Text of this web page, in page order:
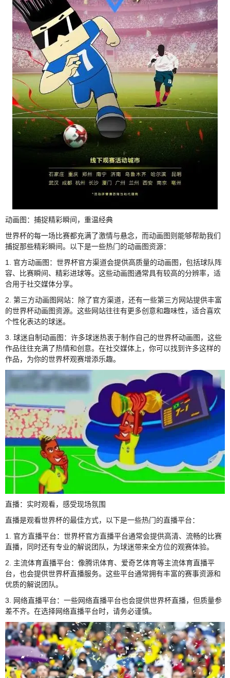
动画图：捕捉精彩瞬间，重温经典
世界杯的每一场比赛都充满了激情与悬念，而动画图则能够帮助我们
捕捉那些精彩瞬间。以下是一些热门的动画图资源：
1. 官方动画图：世界杯官方渠道会提供高质量的动画图，包括球队阵
容、比赛瞬间、精彩进球等。这些动画图通常具有较高的分辨率，适
合用于社交媒体分享。
2. 第三方动画图网站：除了官方渠道，还有一些第三方网站提供丰富
的世界杯动画图资源。这些网站往往有更多创意和趣味性，适合喜欢
个性化表达的球迷。
3. 球迷自制动画图：许多球迷热衷于制作自己的世界杯动画图，这些
作品往往充满了热情和创意。在社交媒体上，你可以找到许多这样的
作品，为你的世界杯观赛增添乐趣。
直播：实时观看，感受现场氛围
直播是观看世界杯的最佳方式，以下是一些热门的直播平台：
1. 官方直播平台：世界杯官方直播平台通常会提供高清、流畅的比赛
直播，同时还有专业的解说团队，为球迷带来全方位的观赛体验。
2. 主流体育直播平台：像腾讯体育、爱奇艺体育等主流体育直播平
台，也会提供世界杯直播服务。这些平台通常拥有丰富的赛事资源和
优质的解说团队。
3. 网络直播平台：一些网络直播平台也会提供世界杯直播，但质量参
差不齐。在选择网络直播平台时，请务必谨慎。